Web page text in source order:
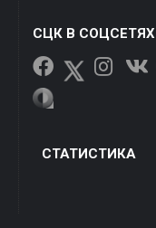
СЦК В СОЦСЕТЯХ
СТАТИСТИКА